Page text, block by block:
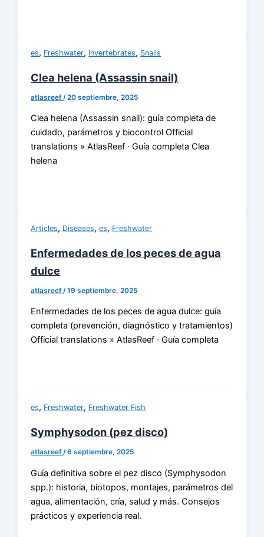
es, Freshwater, Invertebrates, Snails
Clea helena (Assassin snail)
atlasreef /20 septiembre, 2025
Clea helena (Assassin snail): guía completa de
cuidado, parámetros y biocontrol Official
translations » AtlasReef · Guía completa Clea
helena
Articles, Diseases,es, Freshwater
Enfermedades de los peces de agua
dulce
atlasreef/19 septiembre, 2025
Enfermedades de los peces de agua dulce: guía
completa (prevención, diagnóstico y tratamientos)
Official translations » AtlasReef · Guía completa
es, Freshwater, Freshwater Fish
Symphysodon (pez disco)
atlasreef/6 septiembre, 2025
Guía definitiva sobre el pez disco (Symphysodon
spp.): historia, biotopos, montajes, parámetros del
agua, alimentación, cría, salud y más. Consejos
prácticos y experiencia real.